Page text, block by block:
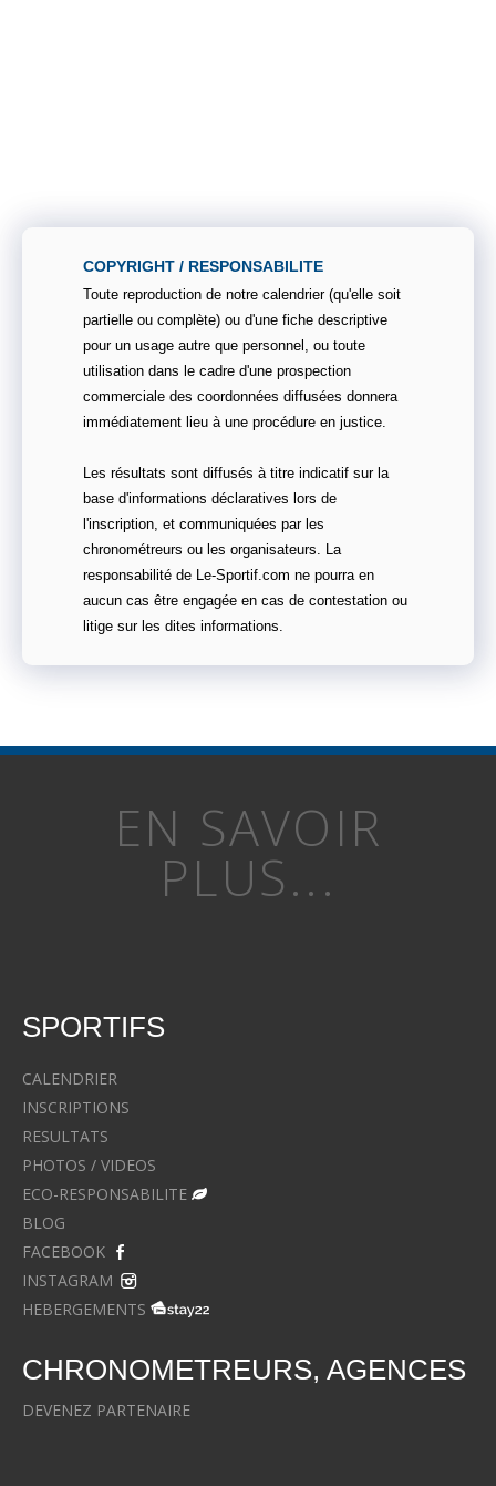
COPYRIGHT / RESPONSABILITE
Toute reproduction de notre calendrier (qu'elle soit
partielle ou complète) ou d'une fiche descriptive
pour un usage autre que personnel, ou toute
utilisation dans le cadre d'une prospection
commerciale des coordonnées diffusées donnera
immédiatement lieu à une procédure en justice.
Les résultats sont diffusés à titre indicatif sur la
base d'informations déclaratives lors de
l'inscription, et communiquées par les
chronométreurs ou les organisateurs. La
responsabilité de Le-Sportif.com ne pourra en
aucun cas être engagée en cas de contestation ou
litige sur les dites informations.
EN SAVOIR
PLUS...
SPORTIFS
CALENDRIER
INSCRIPTIONS
RESULTATS
PHOTOS / VIDEOS
ECO-RESPONSABILITE
BLOG
FACEBOOK
INSTAGRAM
HEBERGEMENTS
CHRONOMETREURS, AGENCES
DEVENEZ PARTENAIRE